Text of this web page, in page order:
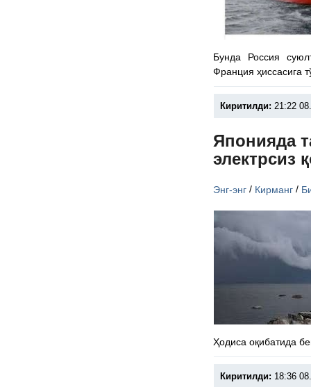
Бунда Россия
Франция ҳиссасига
Киритилди: 21:22
Японияда
электрсиз
Энг-энг / Кирманг /
Ҳодиса оқибатида
Киритилди: 18:36